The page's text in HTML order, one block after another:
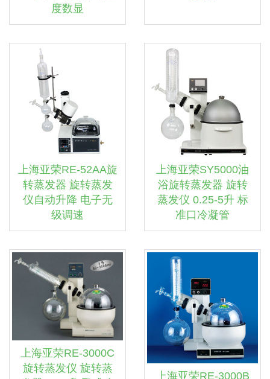
度数显
上海亚荣RE-52AA旋
转蒸发器 旋转蒸发
仪自动升降 电子无
级调速
上海亚荣SY5000油
浴旋转蒸发器 旋转
蒸发仪 0.25-5升 标
准口冷凝管
上海亚荣RE-3000C
旋转蒸发仪 旋转蒸
上海亚荣RE-3000B